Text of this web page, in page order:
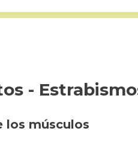
-
los músculos